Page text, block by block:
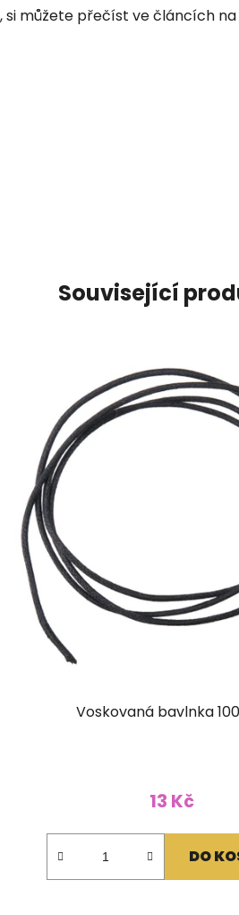
můžete přečíst ve článcích na
Související
Voskovaná bavlnka
13 Kč
DO